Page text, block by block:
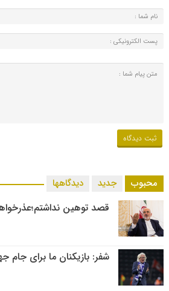
محبوب جدید دیدگاهها
قصد توهین
شفر: بازیکنان ما برای جام